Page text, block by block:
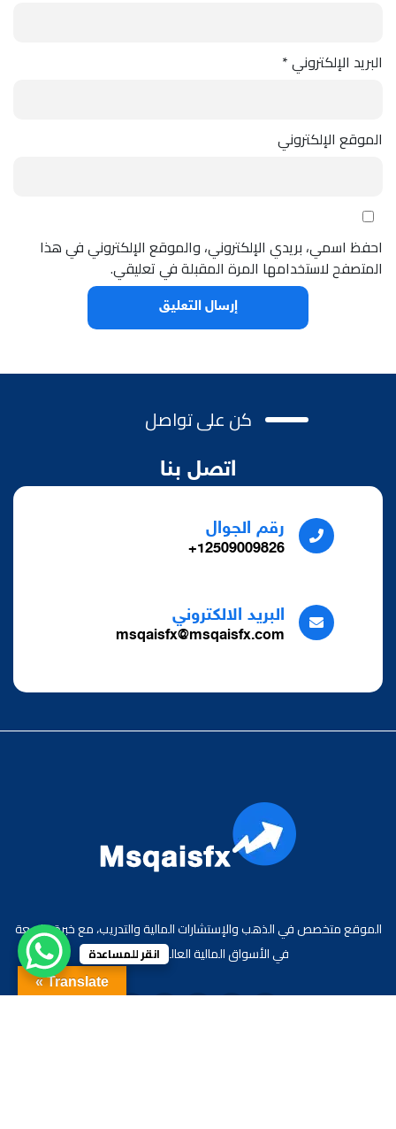
البريد الإلكتروني*
الموقع الإلكتروني
احفظ اسمي، بريدي الإلكتروني، والموقع الإلكتروني في هذا
المتصفح لاستخدامها المرة المقبلة في تعليقي.
كن على تواصل
اتصل بنا
رقم الجوال
12509009826+
البريد الالكتروني
msqaisfx@msqaisfx.com
الموقع متخصص في الذهب والإستشارات المالية والتدريب، مع خبرة واسعة
في الأسواق المالية العالمية والعربية.
Translate »
انقر للمساعدة